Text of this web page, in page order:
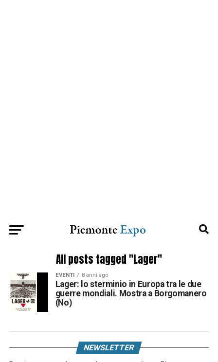
All posts tagged "Lager"
EVENTI 8 anni ago
Lager: lo sterminio in Europa tra le due
guerre mondiali. Mostra a Borgomanero
(No)
NEWSLETTER